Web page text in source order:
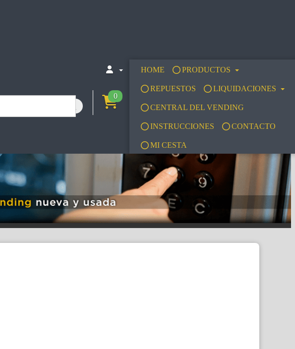
0
HOME PRODUCTOS
REPUESTOS LIQUIDACIONES
CENTRAL DEL VENDING
INSTRUCCIONES CONTACTO
MI CESTA